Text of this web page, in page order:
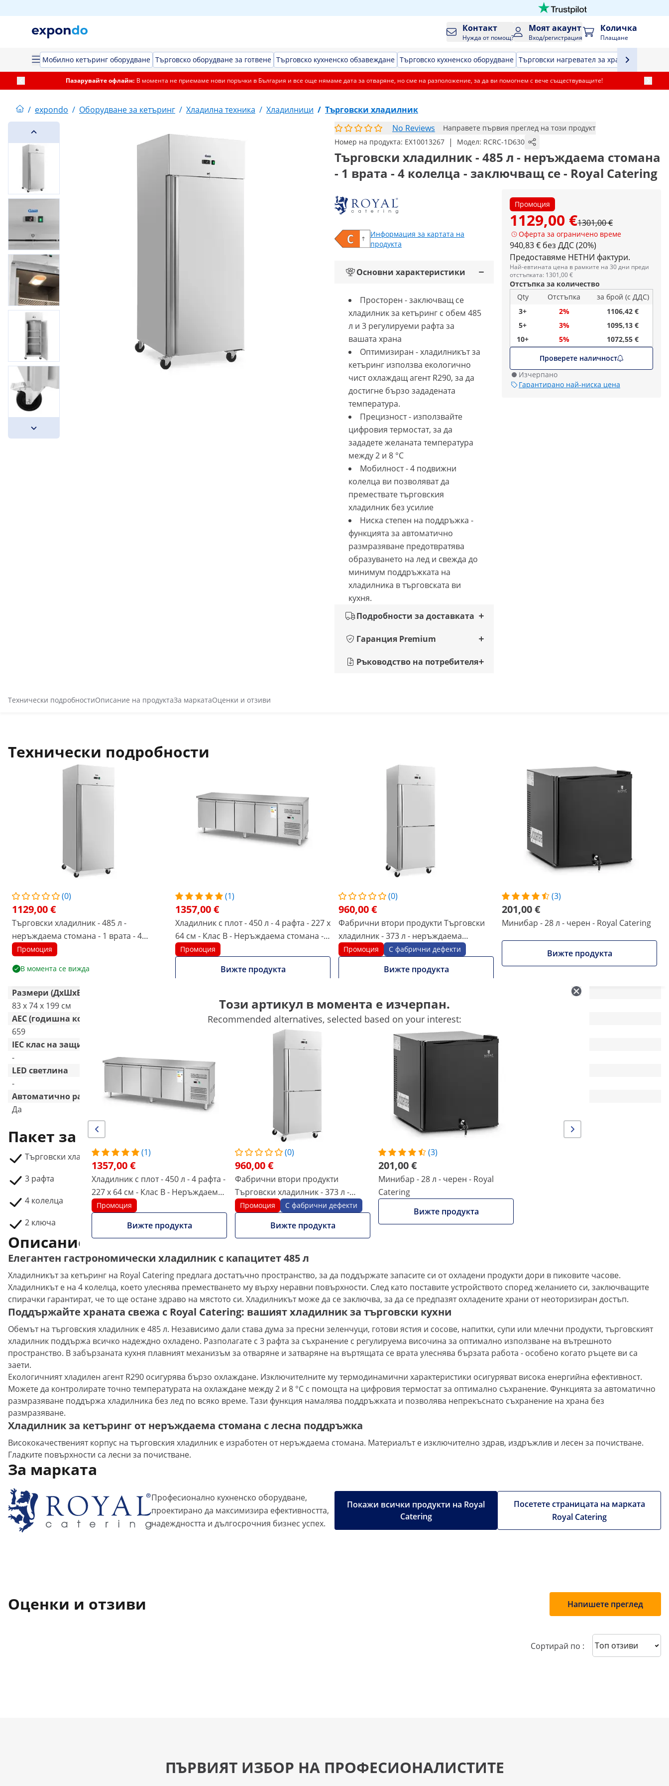
Контакт
Нужда от помощ?
Моят акаунт
Вход/регистрация
Количка
Плащане
Мобилно кетъринг оборудване Търговско оборудване за готвене Търговско кухненско обзавеждане Търговско кухненско оборудване Търговски нагревател за храна
Пазарувайте офлайн: В момента не приемаме нови поръчки в България и все още нямаме дата за отваряне, но сме на разположение, за да ви помогнем с вече съществуващите!
/ expondo / Оборудване за кетъринг / Хладилна техника / Хладилници / Търговски хладилник
No Reviews
Направете първия преглед на този продукт
Номер на продукта: EX10013267 | Модел: RCRC-1D630
Търговски хладилник - 485 л - неръждаема стомана
- 1 врата - 4 колелца - заключващ се - Royal Catering
Промоция
1129,00 €1301,00 €
Оферта за ограничено време
940,83 € без ДДС (20%)
Предоставяме НЕТНИ фактури.
Най-евтината цена в рамките на 30 дни преди
отстъпката: 1301,00 €
Отстъпка за количество
Qty
Отстъпка
за брой (с ДДС)
3+
2%
1106,42 €
5+
3%
1095,13 €
10+
5%
1072,55 €
Проверете наличност
Изчерпано
Гарантирано най-ниска цена
Информация за картата на
продукта
Основни характеристики
Просторен - заключващ се
хладилник за кетъринг с обем 485
л и 3 регулируеми рафта за
вашата храна
Оптимизиран - хладилникът за
кетъринг използва екологично
чист охлаждащ агент R290, за да
достигне бързо зададената
температура.
Прецизност - използвайте
цифровия термостат, за да
зададете желаната температура
между 2 и 8 °C
Мобилност - 4 подвижни
колелца ви позволяват да
премествате търговския
хладилник без усилие
Ниска степен на поддръжка -
функцията за автоматично
размразяване предотвратява
образуването на лед и свежда до
минимум поддръжката на
хладилника в търговската ви
кухня.
Подробности за доставката
Гаранция Premium
Ръководство на потребителя
Технически подробностиОписание на продуктаЗа маркатаОценки и отзиви
Технически подробности
(0)
1129,00 €
Търговски хладилник - 485 л -
неръждаема стомана - 1 врата - 4
колелца - заключващ се - Royal Catering
Промоция
В момента се вижда
(1)
1357,00 €
Хладилник с плот - 450 л - 4 рафта - 227 x
64 см - Клас В - Неръждаема стомана -
Royal Catering
Промоция
Вижте продукта
(0)
960,00 €
Фабрични втори продукти Търговски
хладилник - 373 л - неръждаема
стомана - 2 врати - 4 колелца -
заключващ се - Royal Catering
Промоция С фабрични дефекти
Вижте продукта
(3)
201,00 €
Минибар - 28 л - черен - Royal Catering
Вижте продукта
Размери (ДxШxВ)
83 x 74 x 199 см
223 x 60.5 x 85.5 см 720 x 740 x 199 см
AEC (годишна консумация на енергия) [kWh]
659
IEC клас на защита
-
аз
LED светлина
-
Автоматично размразяване
Да
-
Пакет за доставка
Търговски хладилник RCRC-1D630
3 рафта
4 колелца
2 ключа
Този артикул в момента е изчерпан.
Recommended alternatives, selected based on your interest:
(1)
1357,00 €
Хладилник с плот - 450 л - 4 рафта -
227 x 64 см - Клас В - Неръждаема
стомана - Royal Catering
Промоция
Вижте продукта
(0)
960,00 €
Фабрични втори продукти
Търговски хладилник - 373 л -
неръждаема стомана - 2 врати - 4
колелца - заключващ се - Royal
Промоция С фабрични дефекти
Вижте продукта
(3)
201,00 €
Минибар - 28 л - черен - Royal
Catering
Вижте продукта
Описание на продукта
Елегантен гастрономически хладилник с капацитет 485 л
Хладилникът за кетъринг на Royal Catering предлага достатъчно пространство, за да поддържате запасите си от охладени продукти дори в пиковите часове.
Хладилникът е на 4 колелца, което улеснява преместването му върху неравни повърхности. След като поставите устройството според желанието си, заключващите
спирачки гарантират, че то ще остане здраво на мястото си. Хладилникът може да се заключва, за да се предпазят охладените храни от неоторизиран достъп.
Поддържайте храната свежа с Royal Catering: вашият хладилник за търговски кухни
Обемът на търговския хладилник е 485 л. Независимо дали става дума за пресни зеленчуци, готови ястия и сосове, напитки, супи или млечни продукти, търговският
хладилник поддържа всичко надеждно охладено. Разполагате с 3 рафта за съхранение с регулируема височина за оптимално използване на вътрешното
пространство. В забързаната кухня плавният механизъм за отваряне и затваряне на въртящата се врата улеснява бързата работа - особено когато ръцете ви са
заети.
Екологичният хладилен агент R290 осигурява бързо охлаждане. Изключителните му термодинамични характеристики осигуряват висока енергийна ефективност.
Можете да контролирате точно температурата на охлаждане между 2 и 8 °C с помощта на цифровия термостат за оптимално съхранение. Функцията за автоматично
размразяване поддържа хладилника без лед по всяко време. Тази функция намалява поддръжката и позволява непрекъснато съхранение на храна без
размразяване.
Хладилник за кетъринг от неръждаема стомана с лесна поддръжка
Висококачественият корпус на търговския хладилник е изработен от неръждаема стомана. Материалът е изключително здрав, издръжлив и лесен за почистване.
Гладките повърхности са лесни за почистване.
За марката
Професионално кухненско оборудване,
проектирано да максимизира ефективността,
надеждността и дългосрочния бизнес успех.
Посетете страницата на марката
Royal Catering
Покажи всички продукти на Royal
Catering
Оценки и отзиви Напишете преглед
Сортирай по : Sort reviews
ПЪРВИЯТ ИЗБОР НА ПРОФЕСИОНАЛИСТИТЕ